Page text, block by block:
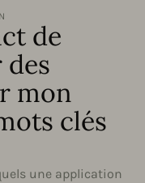
de
mon
clés
une application